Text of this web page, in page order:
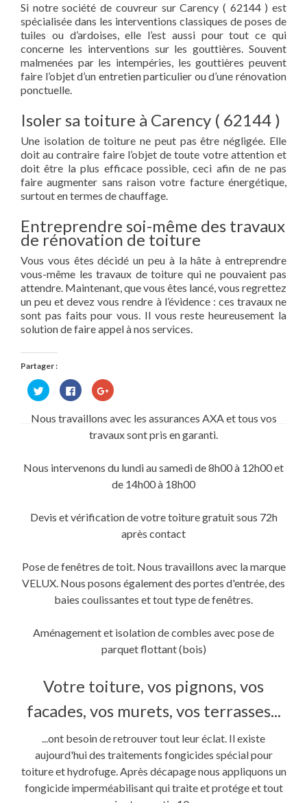
Si notre société de couvreur sur Carency ( 62144 ) est
spécialisée dans les interventions classiques de poses de
tuiles ou d’ardoises, elle l’est aussi pour tout ce qui
concerne les interventions sur les gouttières. Souvent
malmenées par les intempéries, les gouttières peuvent
faire l’objet d’un entretien particulier ou d’une rénovation
ponctuelle.
Isoler sa toiture à Carency ( 62144 )
Une isolation de toiture ne peut pas être négligée. Elle
doit au contraire faire l’objet de toute votre attention et
doit être la plus efficace possible, ceci afin de ne pas
faire augmenter sans raison votre facture énergétique,
surtout en termes de chauffage.
Entreprendre soi-même des travaux
de rénovation de toiture
Vous vous êtes décidé un peu à la hâte à entreprendre
vous-même les travaux de toiture qui ne pouvaient pas
attendre. Maintenant, que vous êtes lancé, vous regrettez
un peu et devez vous rendre à l’évidence : ces travaux ne
sont pas faits pour vous. Il vous reste heureusement la
solution de faire appel à nos services.
Partager :
Cliquez
pour
partager
Twitter(ouvre
Cliquez
pour
partager
sur
Facebook(ouvre
dans
une
Cliquez
pour
Google+
dans
fenêtre)
Nous travaillons avec les assurances AXA et tous vos
travaux sont pris en garanti.
Nous intervenons du lundi au samedi de 8h00 à 12h00 et
de 14h00 à 18h00
Devis et vérification de votre toiture gratuit sous 72h
après contact
Pose de fenêtres de toit. Nous travaillons avec la marque
VELUX. Nous posons également des portes d'entrée, des
baies coulissantes et tout type de fenêtres.
Aménagement et isolation de combles avec pose de
parquet flottant (bois)
Votre toiture, vos pignons, vos
facades, vos murets, vos terrasses...
...ont besoin de retrouver tout leur éclat. Il existe
aujourd'hui des traitements fongicides spécial pour
toiture et hydrofuge. Après décapage nous appliquons un
fongicide imperméabilisant qui traite et protége et tout